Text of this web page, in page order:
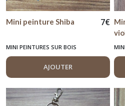
Mini peinture Shiba 7€
MINI PEINTURES SUR BOIS
AJOUTER